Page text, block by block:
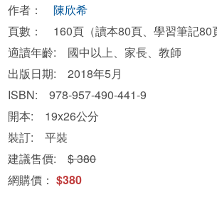
作者：陳欣希
頁數： 160頁（讀本80頁、學習筆記80
適讀年齡: 國中以上、家長、教師
出版日期: 2018年5月
ISBN: 978-957-490-441-9
開本: 19x26公分
裝訂: 平裝
建議售價:$ 380
網購價：$380